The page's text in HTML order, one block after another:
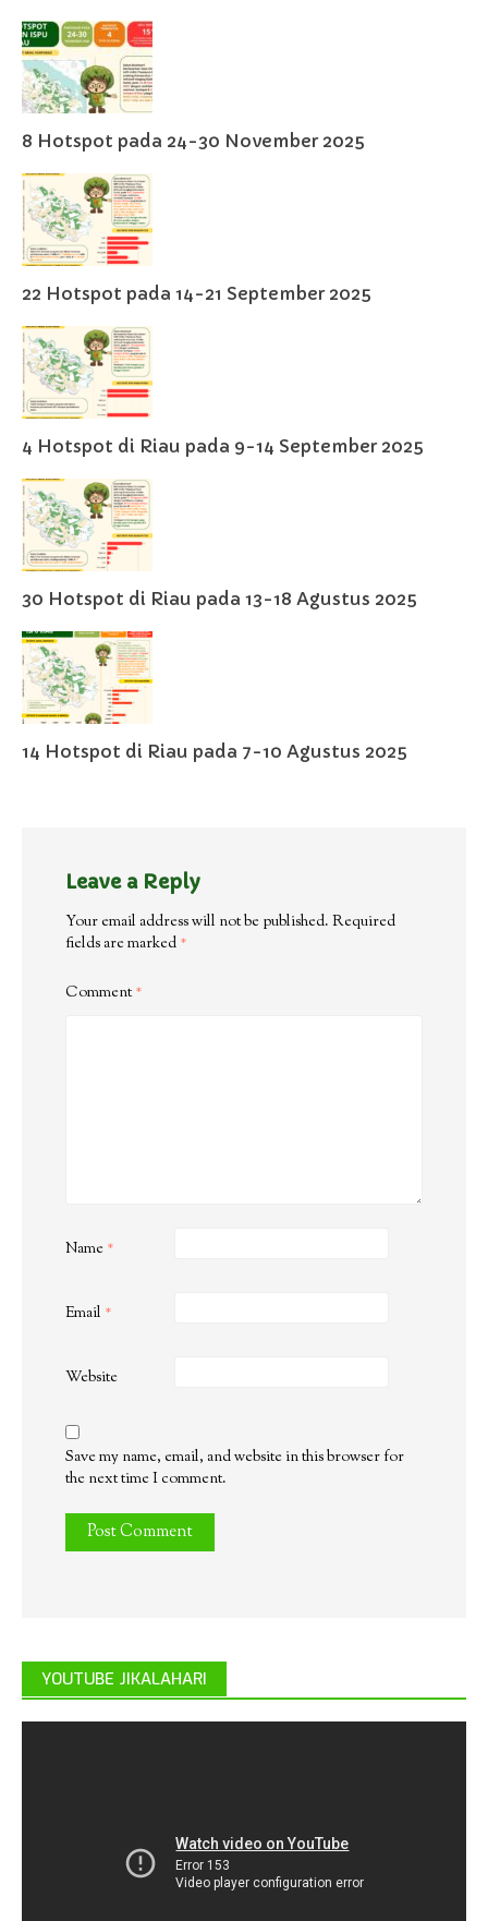
8 Hotspot pada 24-30 November 2025
22 Hotspot pada 14-21 September 2025
4 Hotspot di Riau pada 9-14 September 2025
30 Hotspot di Riau pada 13-18 Agustus 2025
14 Hotspot di Riau pada 7-10 Agustus 2025
Leave a Reply
Your email address will not be published. Required
fields are marked *
Comment*
Name *
Email *
Website
Save my name, email, and website in this browser for
the next time I comment.
YOUTUBE JIKALAHARI